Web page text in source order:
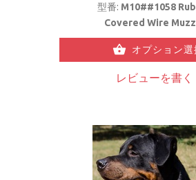
型番: M10##1058
Covered Wire
オプション選
レビューを書く